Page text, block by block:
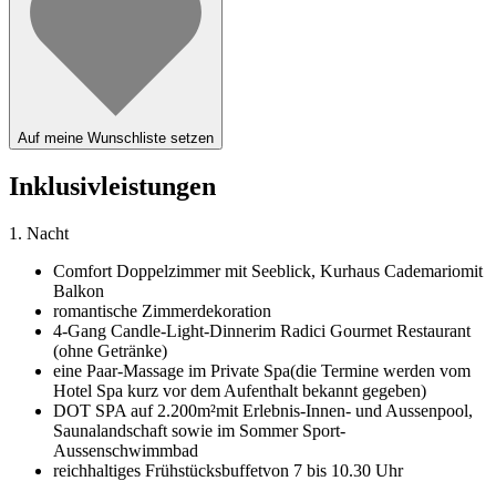
Auf meine Wunschliste setzen
Inklusivleistungen
1. Nacht
Comfort Doppelzimmer mit Seeblick, Kurhaus Cademariomit
Balkon
romantische Zimmerdekoration
4-Gang Candle-Light-Dinnerim Radici Gourmet Restaurant
(ohne Getränke)
eine Paar-Massage im Private Spa(die Termine werden vom
Hotel Spa kurz vor dem Aufenthalt bekannt gegeben)
DOT SPA auf 2.200m²mit Erlebnis-Innen- und Aussenpool,
Saunalandschaft sowie im Sommer Sport-
Aussenschwimmbad
reichhaltiges Frühstücksbuffetvon 7 bis 10.30 Uhr